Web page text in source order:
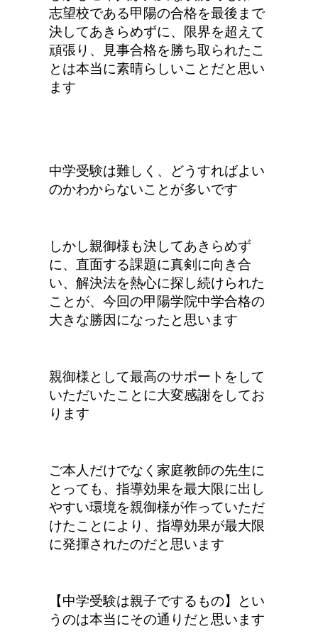
志望校である甲陽の合格を最後まで
決してあきらめずに、限界を超えて
頑張り、見事合格を勝ち取られたこ
とは本当に素晴らしいことだと思い
ます
中学受験は難しく、どうすればよい
のかわからないことが多いです
しかし親御様も決してあきらめず
に、直面する課題に真剣に向き合
い、解決法を熱心に探し続けられた
ことが、今回の甲陽学院中学合格の
大きな勝因になったと思います
親御様として最高のサポートをして
いただいたことに大変感謝をしてお
ります
ご本人だけでなく家庭教師の先生に
とっても、指導効果を最大限に出し
やすい環境を親御様が作っていただ
けたことにより、指導効果が最大限
に発揮されたのだと思います
【中学受験は親子でするもの】とい
うのは本当にその通りだと思います